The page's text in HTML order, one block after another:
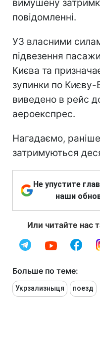
вимушену
повідомленні.
УЗ власними
підвезення
Києва та
зупинки по
виведено в рейс
аероекспрес.
Нагадаємо,
затримуються
Не упустите
наши
Или читайте нас
Больше по теме:
Укрзализныця поезд